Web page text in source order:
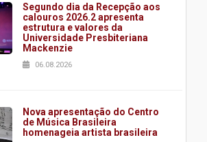
Segundo dia da Recepção aos
calouros 2026.2 apresenta
estrutura e valores da
Universidade Presbiteriana
Mackenzie
06.08.2026
Nova apresentação do Centro
de Música Brasileira
homenageia artista brasileira